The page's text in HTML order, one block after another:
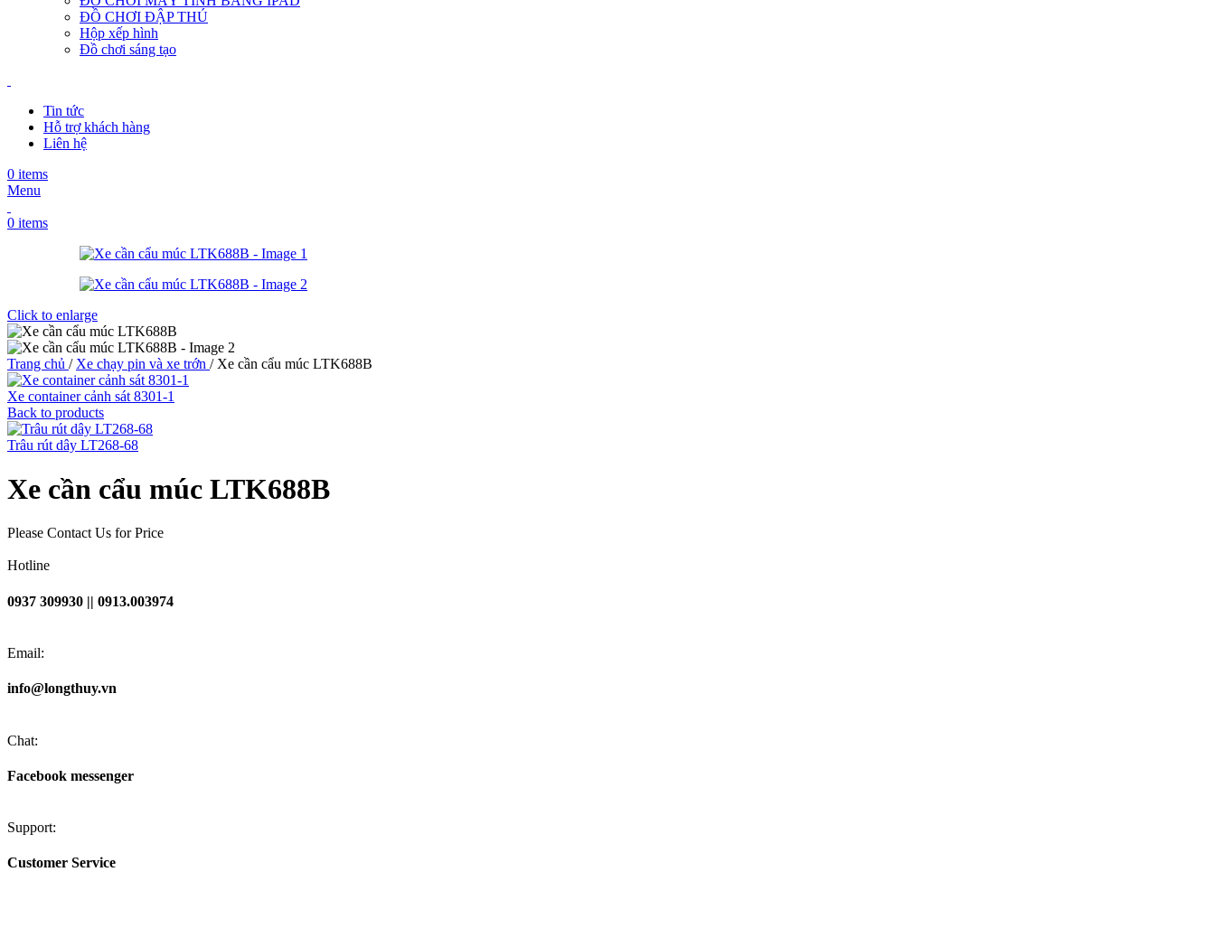
ĐỒ CHƠI ĐẬP THÚ
Hộp xếp hình
Đồ chơi sáng tạo
Tin tức
Hỗ trợ khách hàng
Liên hệ
0 items
Menu
0 items
Click to enlarge
Trang chủ / Xe chạy pin và xe trớn / Xe cần cẩu múc LTK688B
Xe container cảnh sát 8301-1
Back to products
Trâu rút dây LT268-68
Xe cần cẩu múc LTK688B
Please Contact Us for Price
Hotline
0937 309930 || 0913.003974
Email:
info@longthuy.vn
Chat:
Facebook messenger
Support:
Customer Service